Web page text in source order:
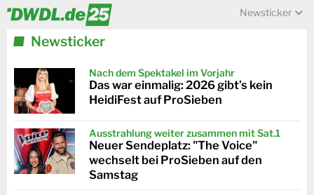
Newsticker
Newsticker
Nach dem Spektakel im Vorjahr
Das war einmalig: 2026 gibt’s kein
HeidiFest auf ProSieben
Ausstrahlung weiter zusammen mit Sat.1
Neuer Sendeplatz: "The Voice"
wechselt bei ProSieben auf den
Samstag